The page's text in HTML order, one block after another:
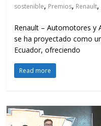
sostenible, Premios, Renault,
Renault – Automotores y
se ha proyectado como
Ecuador, ofreciendo
Read more